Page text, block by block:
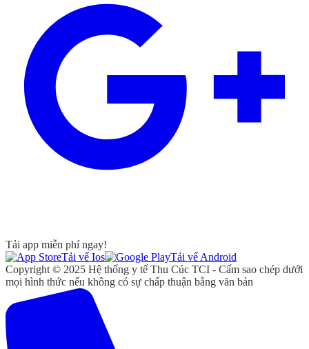
Tải app miễn phí ngay!
Tải vể Ios
Tải vể Android
Copyright © 2025 Hệ thống y tế Thu Cúc TCI - Cấm sao chép dưới
mọi hình thức nếu không có sự chấp thuận bằng văn bản